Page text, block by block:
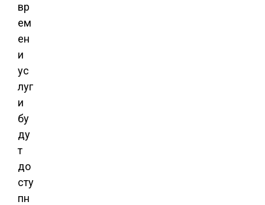
вр
ем
ен
и
ус
луг
и
бу
ду
т
до
сту
пн